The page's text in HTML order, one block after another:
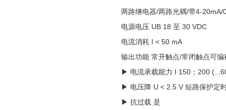
两路继电器/两路光耦/带4-20mA/
电源电压 UB 18 至 30 VDC
电流消耗 I < 50 mA
输出功能 常开触点/常闭触点可
▶ 电流承载能力 I 150；200
▶ 电压降 U < 2.5 V 短路保护定
▶ 抗过载 是